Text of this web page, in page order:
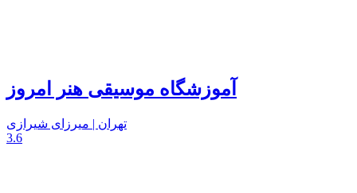
آموزشگاه موسیقی هنر امروز
تهران | میرزای شیرازی
3.6